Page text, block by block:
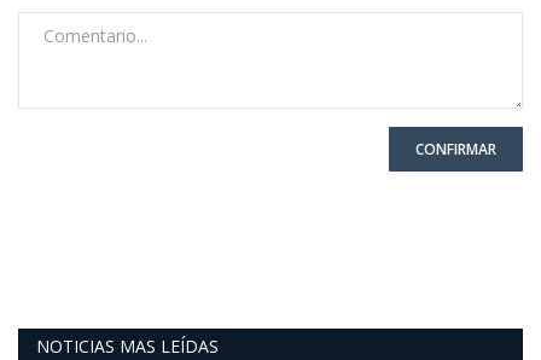
CONFIRMAR
NOTICIAS MAS LEÍDAS